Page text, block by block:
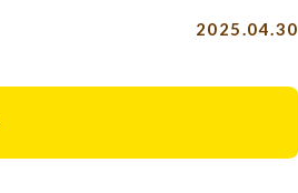
2025.04.30